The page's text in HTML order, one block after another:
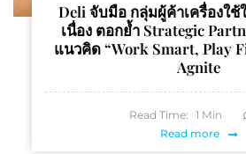
Deli จับมือ กลุ่มผู้ค้าเครื่องใช้
เนื่อง ตอกย้ำ Strategic
แนวคิด “Work Smart, Play
Agnite
Read Time: 1 Min
Read more